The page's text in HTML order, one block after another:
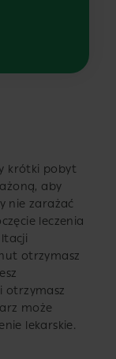
krótki pobyt
aby
nie zarażać
leczenia
otrzymasz
otrzymasz
może
lekarskie.